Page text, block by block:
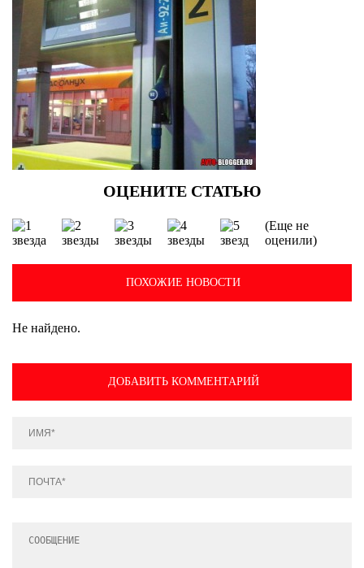
(Еще не
оценили)
ПОХОЖИЕ НОВОСТИ
Не найдено.
ДОБАВИТЬ КОММЕНТАРИЙ